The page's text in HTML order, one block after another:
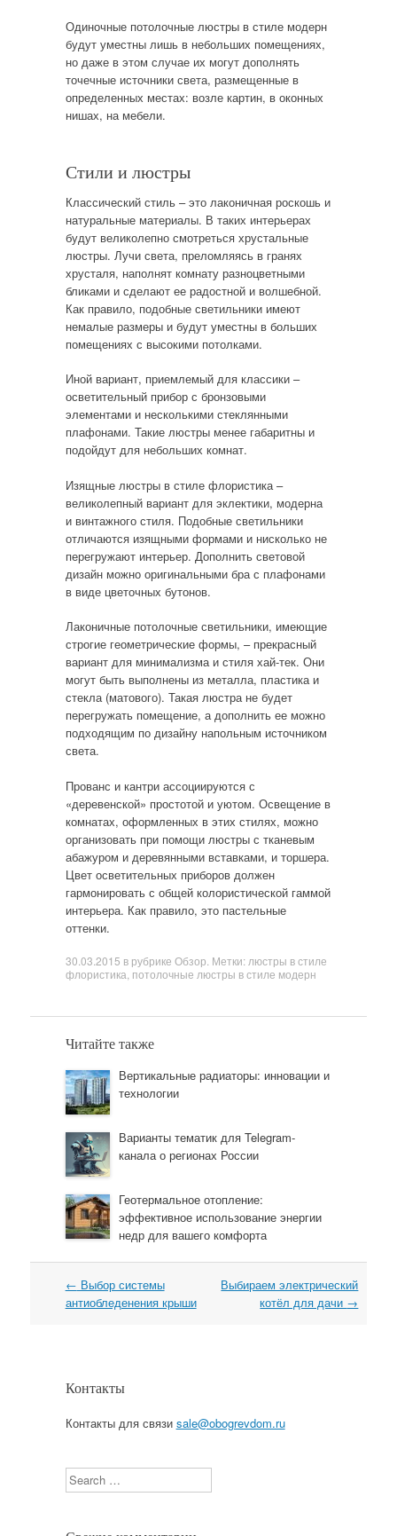
Одиночные потолочные люстры в стиле модерн
будут уместны лишь в небольших помещениях,
но даже в этом случае их могут дополнять
точечные источники света, размещенные в
определенных местах: возле картин, в оконных
нишах, на мебели.
Стили и люстры
Классический стиль – это лаконичная роскошь и
натуральные материалы. В таких интерьерах
будут великолепно смотреться хрустальные
люстры. Лучи света, преломляясь в гранях
хрусталя, наполнят комнату разноцветными
бликами и сделают ее радостной и волшебной.
Как правило, подобные светильники имеют
немалые размеры и будут уместны в больших
помещениях с высокими потолками.
Иной вариант, приемлемый для классики –
осветительный прибор с бронзовыми
элементами и несколькими стеклянными
плафонами. Такие люстры менее габаритны и
подойдут для небольших комнат.
Изящные люстры в стиле флористика –
великолепный вариант для эклектики, модерна
и винтажного стиля. Подобные светильники
отличаются изящными формами и нисколько не
перегружают интерьер. Дополнить световой
дизайн можно оригинальными бра с плафонами
в виде цветочных бутонов.
Лаконичные потолочные светильники, имеющие
строгие геометрические формы, – прекрасный
вариант для минимализма и стиля хай-тек. Они
могут быть выполнены из металла, пластика и
стекла (матового). Такая люстра не будет
перегружать помещение, а дополнить ее можно
подходящим по дизайну напольным источником
света.
Прованс и кантри ассоциируются с
«деревенской» простотой и уютом. Освещение в
комнатах, оформленных в этих стилях, можно
организовать при помощи люстры с тканевым
абажуром и деревянными вставками, и торшера.
Цвет осветительных приборов должен
гармонировать с общей колористической гаммой
интерьера. Как правило, это пастельные
оттенки.
30.03.2015 в рубрике Обзор . Метки: люстры в стиле
флористика потолочные люстры в стиле модерн
Читайте также
Вертикальные радиаторы: инновации и
технологии
Варианты тематик для Telegram-
канала о регионах России
Геотермальное отопление:
эффективное использование энергии
недр для вашего комфорта
Навигация
← Выбор системы
антиобледенения крыши
Выбираем электрический
котёл для дачи →
Контакты
Контакты для связи sale@obogrevdom.ru
Search